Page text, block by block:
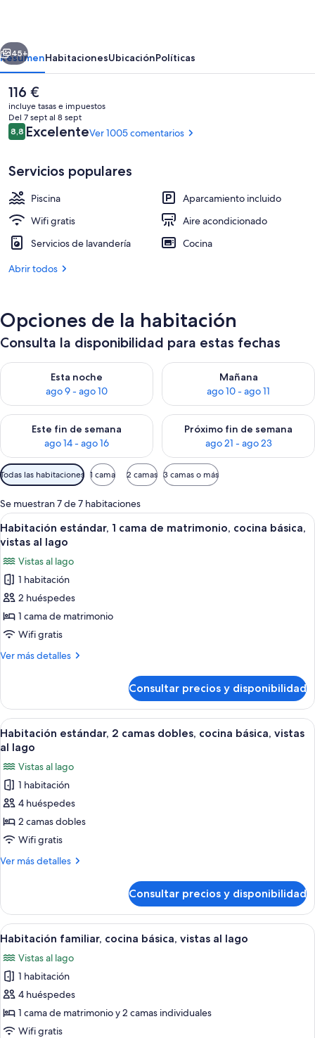
Vistas desde el alojamiento
Siguiente
45+
ResumenHabitacionesUbicaciónPolíticas
El
precio
actual
es
de
116 €
incluye tasas e impuestos
Del 7 sept al 8 sept
Comentarios
8,88,8 de 10
ExcelenteVer 1005 comentarios
Servicios populares
Piscina
Aparcamiento incluido
Wifi gratis
Aire acondicionado
Servicios de lavandería
Cocina
Abrir todos
Opciones de la habitación
Consulta la disponibilidad para estas fechas
Esta noche
ago 9 - ago 10
Consulta la disponibilidad para esta noche, ago 9 - ago 10
Mañana
ago 10 - ago 11
Consulta la disponibilidad
Este fin de semana
ago 14 - ago 16
Consulta la disponibilidad para este fin de semana, ago 14 -
Próximo fin de semana
ago 21 - ago 23
Consulta la disponibilidad
Filtros
disponibles
para
las
habitaciones
Todas las habitaciones 1 cama 2 camas 3 camas o más
Se muestran 7 de 7 habitaciones
Abrir
todas
fotos
de
Habitación
estándar,
1
cama
cocina
básica,
vistas
al
lago
Habitación de hotel con una cama,
6
Habitación estándar, 1 cama de matrimonio, cocina básica,
vistas al lago
Vistas al lago
1 habitación
2 huéspedes
1 cama de matrimonio
Wifi gratis
Ver más detalles
Más
estándar,
cama
de
matrimonio,
cocina
básica,
vistas
al
lago
Consultar precios y disponibilidad
Abrir
todas
fotos
de
Habitación
estándar,
2
camas
básica,
vistas
al
lago
Habitación de hotel con dos camas,
6
Habitación estándar, 2 camas dobles, cocina básica, vistas
al lago
Vistas al lago
1 habitación
4 huéspedes
2 camas dobles
Wifi gratis
Ver más detalles
Más
estándar,
camas
cocina
básica,
vistas
al
lago
Consultar precios y disponibilidad
Abrir
todas
las
fotos
de
Habitación
familiar,
Habitación de hotel con dos camas,
6
Habitación familiar, cocina básica, vistas al lago
Vistas al lago
1 habitación
4 huéspedes
1 cama de matrimonio y 2 camas individuales
Wifi gratis